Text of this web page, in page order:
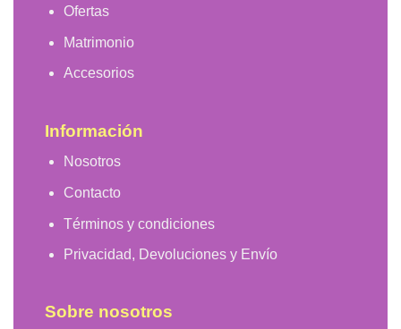
Ofertas
Matrimonio
Accesorios
Información
Nosotros
Contacto
Términos y condiciones
Privacidad, Devoluciones y Envío
Sobre nosotros